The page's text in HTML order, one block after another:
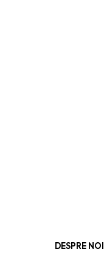
DESPRE NOI